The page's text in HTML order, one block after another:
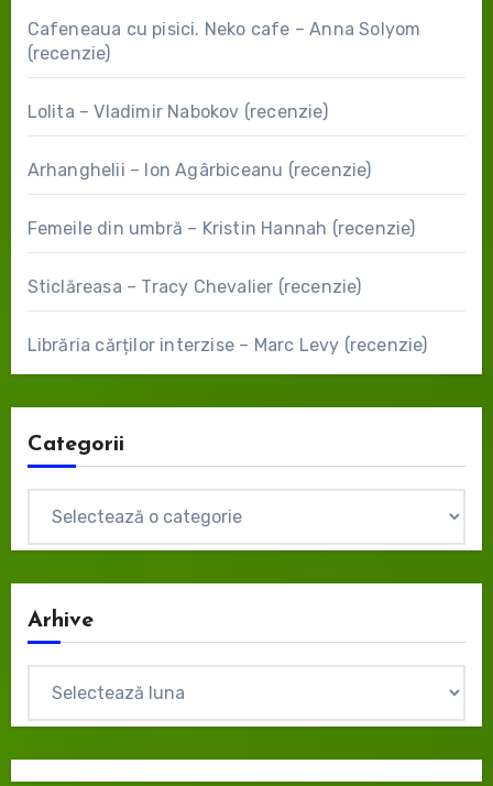
Cafeneaua cu pisici. Neko cafe – Anna Solyom
(recenzie)
Lolita – Vladimir Nabokov (recenzie)
Arhanghelii – Ion Agârbiceanu (recenzie)
Femeile din umbră – Kristin Hannah (recenzie)
Sticlăreasa – Tracy Chevalier (recenzie)
Librăria cărților interzise – Marc Levy (recenzie)
Categorii
Arhive